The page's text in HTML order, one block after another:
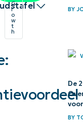
G
r
o
w
t
h
BY
De
BY